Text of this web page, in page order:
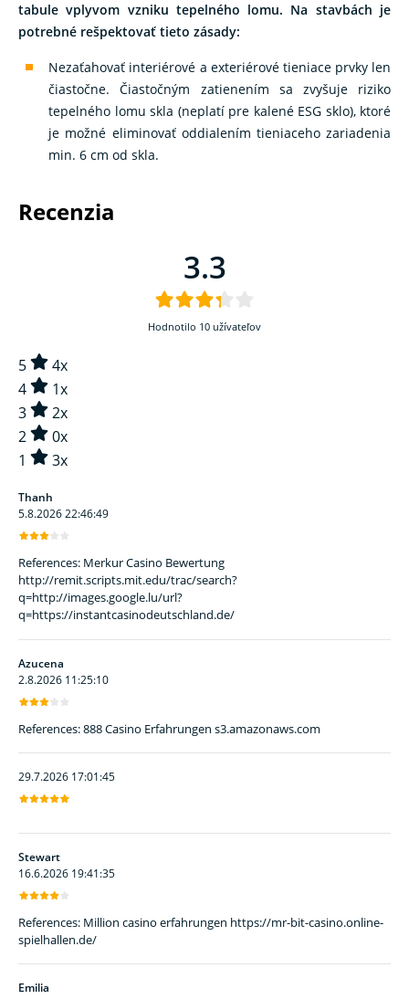
tabule vplyvom vzniku tepelného lomu. Na stavbách je
potrebné rešpektovať tieto zásady:
Nezaťahovať interiérové a exteriérové tieniace prvky len
čiastočne. Čiastočným zatienením sa zvyšuje riziko
tepelného lomu skla (neplatí pre kalené ESG sklo), ktoré
je možné eliminovať oddialením tieniaceho zariadenia
min. 6 cm od skla.
recenzia
3.3
Hodnotilo 10 užívateľov
5
4x
4
1x
3
2x
2
0x
1
3x
Thanh
5.8.2026 22:46:49
References: Merkur Casino Bewertung
http://remit.scripts.mit.edu/trac/search?
q=http://images.google.lu/url?
q=https://instantcasinodeutschland.de/
Azucena
2.8.2026 11:25:10
References: 888 Casino Erfahrungen s3.amazonaws.com
29.7.2026 17:01:45
Stewart
16.6.2026 19:41:35
References: Million casino erfahrungen https://mr-bit-casino.online-
spielhallen.de/
Emilia